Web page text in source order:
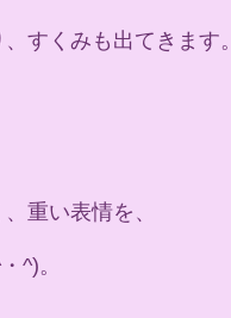
すくみも出てきます。
重い表情を、
^)。